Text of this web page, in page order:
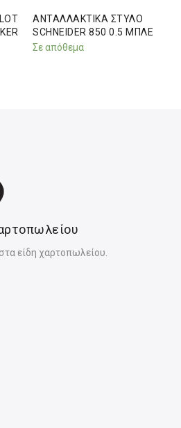
ΑΝΤΑΛΛΑΚΤΙΚΑ ΣΤΥΛΟ
SCHNEIDER 850 0.5 ΜΠΛΕ
Σε απόθεμα
είδη χαρτοπωλείου.